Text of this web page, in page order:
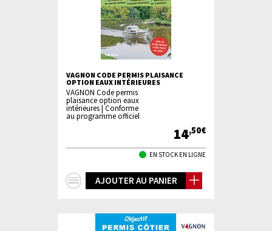
VAGNON CODE PERMIS PLAISANCE
OPTION EAUX INTÉRIEURES
VAGNON Code permis
plaisance option eaux
intérieures | Conforme
au programme officiel
14,50€
EN STOCK EN LIGNE
AJOUTER AU PANIER